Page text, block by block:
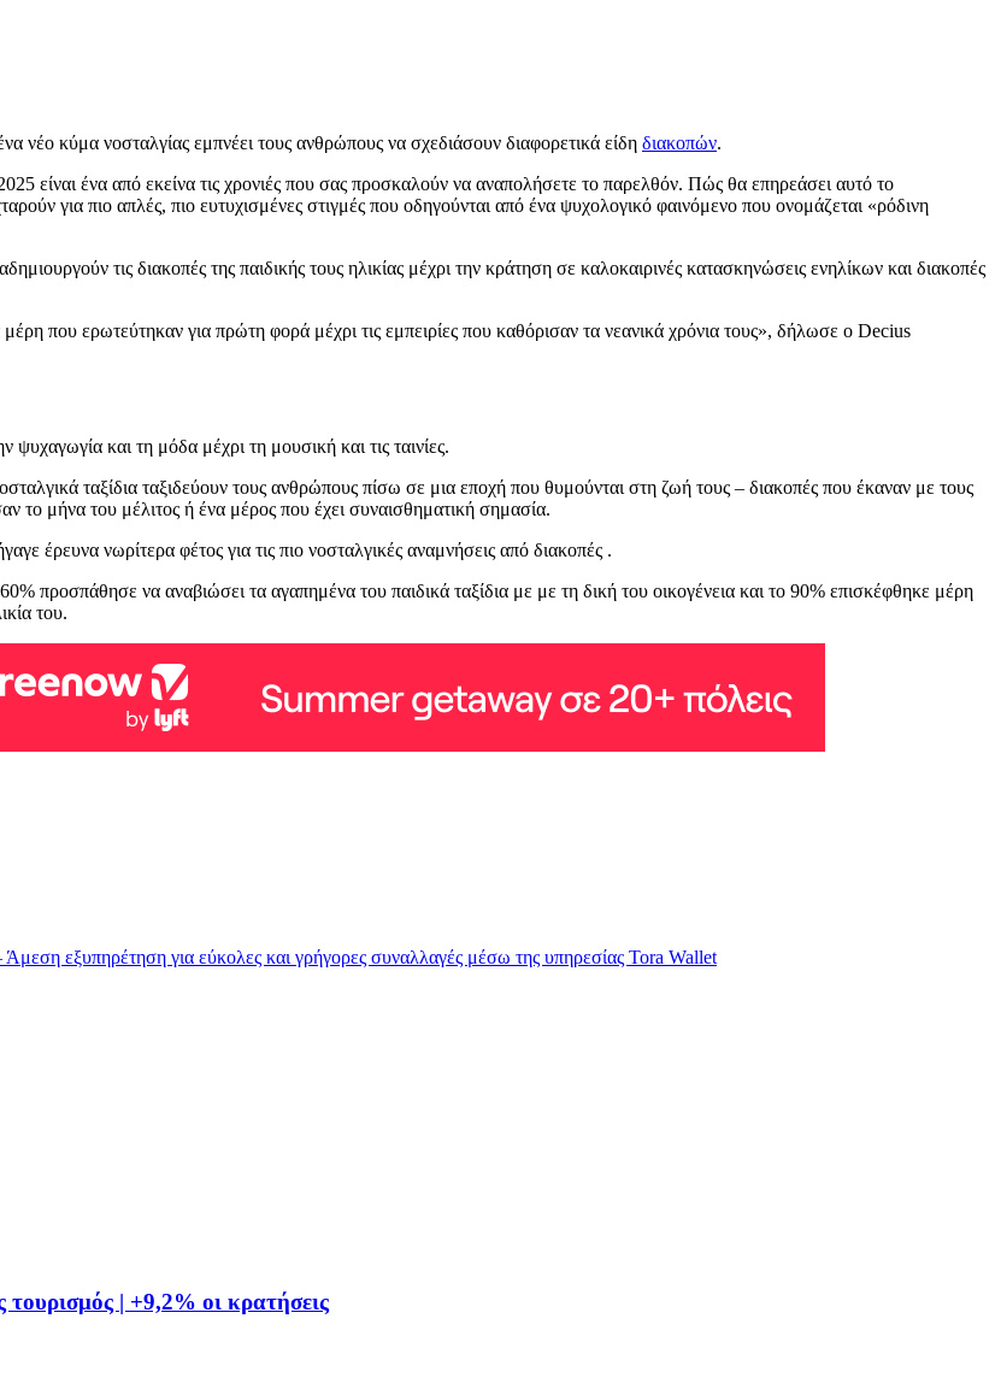
κύμα νοσταλγίας εμπνέει τους ανθρώπους να σχεδιάσουν διαφορετικά είδη διακοπών.
είναι ένα από εκείνα τις χρονιές που σας προσκαλούν να αναπολήσετε το παρελθόν. Πώς θα επηρεάσει αυτό το
για πιο απλές, πιο ευτυχισμένες στιγμές που οδηγούνται από ένα ψυχολογικό φαινόμενο που ονομάζεται «ρόδινη
τις διακοπές της παιδικής τους ηλικίας μέχρι την κράτηση σε καλοκαιρινές κατασκηνώσεις ενηλίκων και διακοπές
που ερωτεύτηκαν για πρώτη φορά μέχρι τις εμπειρίες που καθόρισαν τα νεανικά χρόνια τους», δήλωσε ο Decius
και τη μόδα μέχρι τη μουσική και τις ταινίες.
ταξίδια ταξιδεύουν τους ανθρώπους πίσω σε μια εποχή που θυμούνται στη ζωή τους – διακοπές που έκαναν με τους
το μήνα του μέλιτος ή ένα μέρος που έχει συναισθηματική σημασία.
έρευνα νωρίτερα φέτος για τις πιο νοσταλγικές αναμνήσεις από διακοπές .
προσπάθησε να αναβιώσει τα αγαπημένα του παιδικά ταξίδια με με τη δική του οικογένεια και το 90% επισκέφθηκε μέρη
του.
εξυπηρέτηση για εύκολες και γρήγορες συναλλαγές μέσω της υπηρεσίας Tora Wallet
| +9,2% οι κρατήσεις